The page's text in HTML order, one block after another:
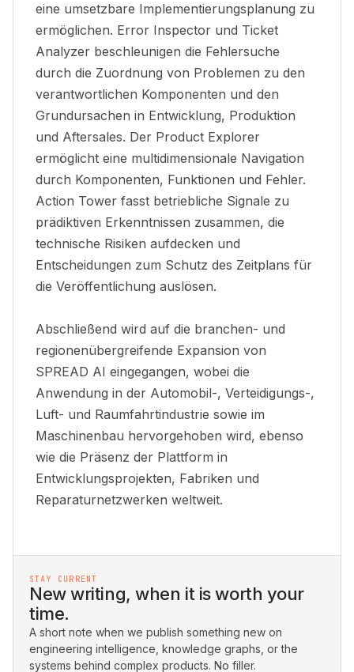
eine umsetzbare Implementierungsplanung zu
ermöglichen. Error Inspector und Ticket
Analyzer beschleunigen die Fehlersuche
durch die Zuordnung von Problemen zu den
verantwortlichen Komponenten und den
Grundursachen in Entwicklung, Produktion
und Aftersales. Der Product Explorer
ermöglicht eine multidimensionale Navigation
durch Komponenten, Funktionen und Fehler.
Action Tower fasst betriebliche Signale zu
prädiktiven Erkenntnissen zusammen, die
technische Risiken aufdecken und
Entscheidungen zum Schutz des Zeitplans für
die Veröffentlichung auslösen.
Abschließend wird auf die branchen- und
regionenübergreifende Expansion von
SPREAD AI eingegangen, wobei die
Anwendung in der Automobil-, Verteidigungs-,
Luft- und Raumfahrtindustrie sowie im
Maschinenbau hervorgehoben wird, ebenso
wie die Präsenz der Plattform in
Entwicklungsprojekten, Fabriken und
Reparaturnetzwerken weltweit.
STAY CURRENT
New writing, when it is worth your
time.
A short note when we publish something new on
engineering intelligence, knowledge graphs, or the
systems behind complex products. No filler.